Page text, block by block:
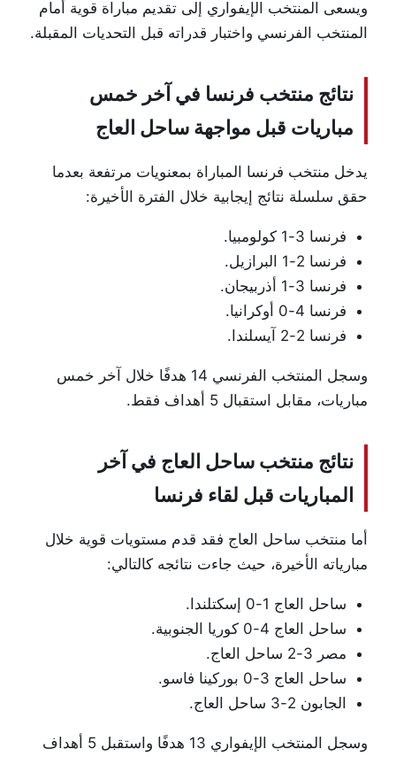
ويسعى المنتخب الإيفواري إلى تقديم مباراة قوية أمام
المنتخب الفرنسي واختبار قدراته قبل التحديات المقبلة.
نتائج منتخب فرنسا في آخر خمس
مباريات قبل مواجهة ساحل العاج
يدخل منتخب فرنسا المباراة بمعنويات مرتفعة بعدما
حقق سلسلة نتائج إيجابية خلال الفترة الأخيرة:
فرنسا 3-1 كولومبيا.
فرنسا 2-1 البرازيل.
فرنسا 3-1 أذربيجان.
فرنسا 4-0 أوكرانيا.
فرنسا 2-2 آيسلندا.
وسجل المنتخب الفرنسي 14 هدفًا خلال آخر خمس
مباريات، مقابل استقبال 5 أهداف فقط.
نتائج منتخب ساحل العاج في آخر
المباريات قبل لقاء فرنسا
أما منتخب ساحل العاج فقد قدم مستويات قوية خلال
مبارياته الأخيرة، حيث جاءت نتائجه كالتالي:
ساحل العاج 1-0 إسكتلندا.
ساحل العاج 4-0 كوريا الجنوبية.
مصر 3-2 ساحل العاج.
ساحل العاج 3-0 بوركينا فاسو.
الجابون 2-3 ساحل العاج.
وسجل المنتخب الإيفواري 13 هدفًا واستقبل 5 أهداف